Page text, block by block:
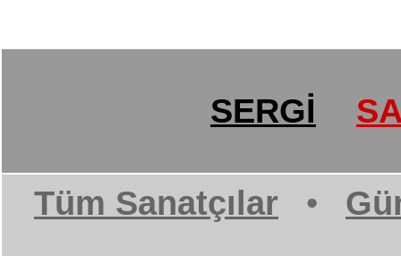
SERGİ
Tüm Sanatçılar •